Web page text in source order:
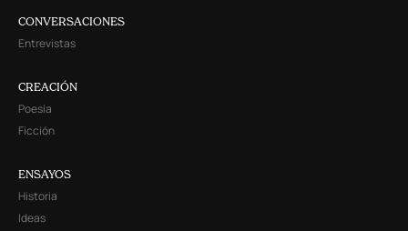
CONVERSACIONES
Entrevistas
CREACIÓN
Poesía
Ficción
ENSAYOS
Historia
Ideas